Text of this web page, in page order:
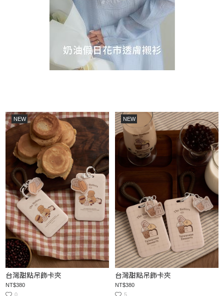
NEW
台灣甜點吊飾卡夾
NT$380
0
NEW
台灣甜點吊飾卡夾
NT$380
5